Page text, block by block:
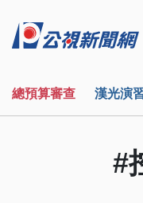
總預算審查 漢光演
#